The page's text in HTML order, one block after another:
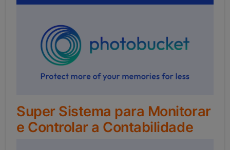
Super Sistema para Monitorar
e Controlar a Contabilidade